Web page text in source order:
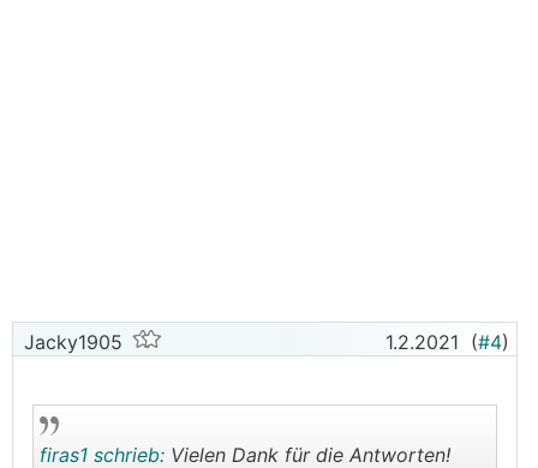
Jacky1905 1.2.2021 (#4)
firas1 schrieb: Vielen Dank für die Antworten!